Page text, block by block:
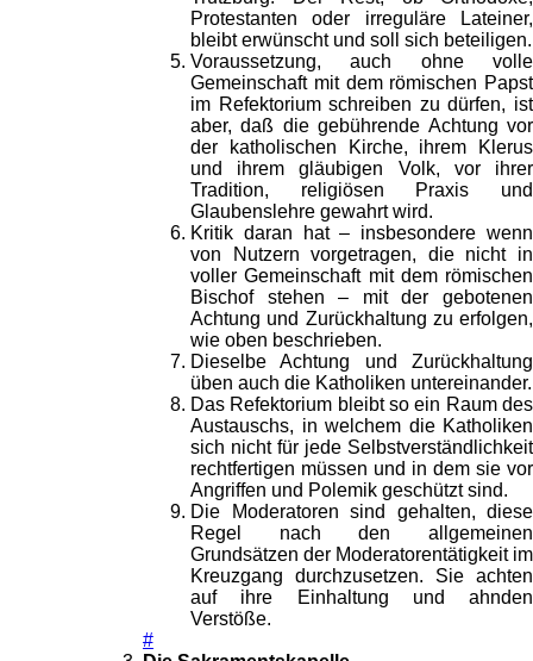
Protestanten oder irreguläre Lateiner,
bleibt erwünscht und soll sich beteiligen.
Voraussetzung, auch ohne volle
Gemeinschaft mit dem römischen Papst
im Refektorium schreiben zu dürfen, ist
aber, daß die gebührende Achtung vor
der katholischen Kirche, ihrem Klerus
und ihrem gläubigen Volk, vor ihrer
Tradition, religiösen Praxis und
Glaubenslehre gewahrt wird.
Kritik daran hat – insbesondere wenn
von Nutzern vorgetragen, die nicht in
voller Gemeinschaft mit dem römischen
Bischof stehen – mit der gebotenen
Achtung und Zurückhaltung zu erfolgen,
wie oben beschrieben.
Dieselbe Achtung und Zurückhaltung
üben auch die Katholiken untereinander.
Das Refektorium bleibt so ein Raum des
Austauschs, in welchem die Katholiken
sich nicht für jede Selbstverständlichkeit
rechtfertigen müssen und in dem sie vor
Angriffen und Polemik geschützt sind.
Die Moderatoren sind gehalten, diese
Regel nach den allgemeinen
Grundsätzen der Moderatorentätigkeit im
Kreuzgang durchzusetzen. Sie achten
auf ihre Einhaltung und ahnden
Verstöße.
#